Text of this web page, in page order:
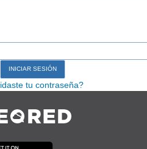
tu contraseña?